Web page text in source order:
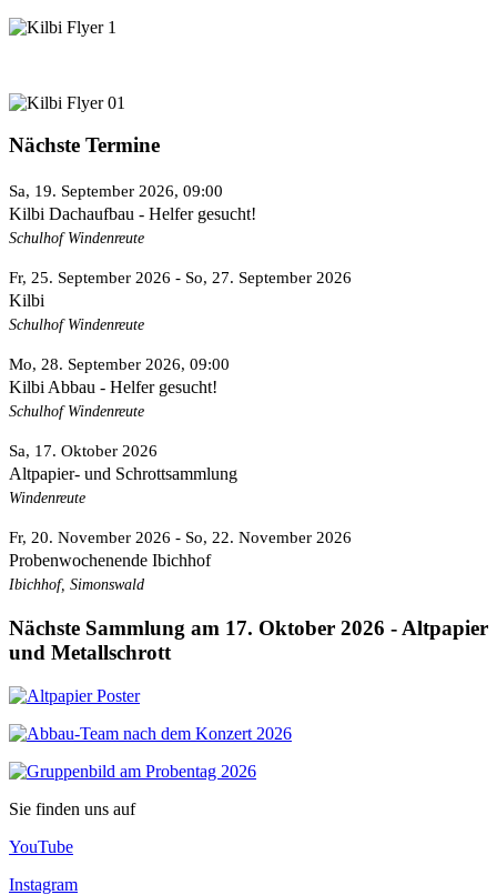
Nächste Termine
Sa, 19. September 2026, 09:00
Kilbi Dachaufbau - Helfer gesucht!
Schulhof Windenreute
Fr, 25. September 2026 - So, 27. September 2026
Kilbi
Schulhof Windenreute
Mo, 28. September 2026, 09:00
Kilbi Abbau - Helfer gesucht!
Schulhof Windenreute
Sa, 17. Oktober 2026
Altpapier- und Schrottsammlung
Windenreute
Fr, 20. November 2026 - So, 22. November 2026
Probenwochenende Ibichhof
Ibichhof, Simonswald
Nächste Sammlung am 17. Oktober 2026 - Altpapier
und Metallschrott
Sie finden uns auf
YouTube
Instagram